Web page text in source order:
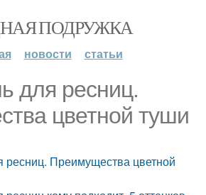
ПОДРУЖКА
новости статьи
для ресниц.
цветной туши
ресниц. Преимущества цветной